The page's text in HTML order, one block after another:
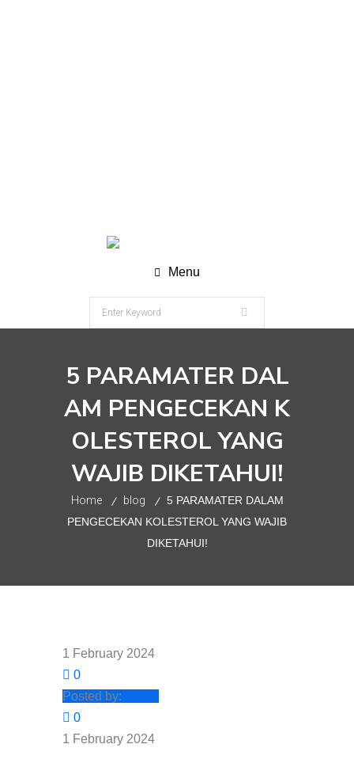
Menu
5 PARAMATER DAL
AM PENGECEKAN K
OLESTEROL YANG
WAJIB DIKETAHUI!
Home blog
5 PARAMATER DALAM
PENGECEKAN KOLESTEROL YANG WAJIB
DIKETAHUI!
1 February 2024
0
Posted by:
0
1 February 2024